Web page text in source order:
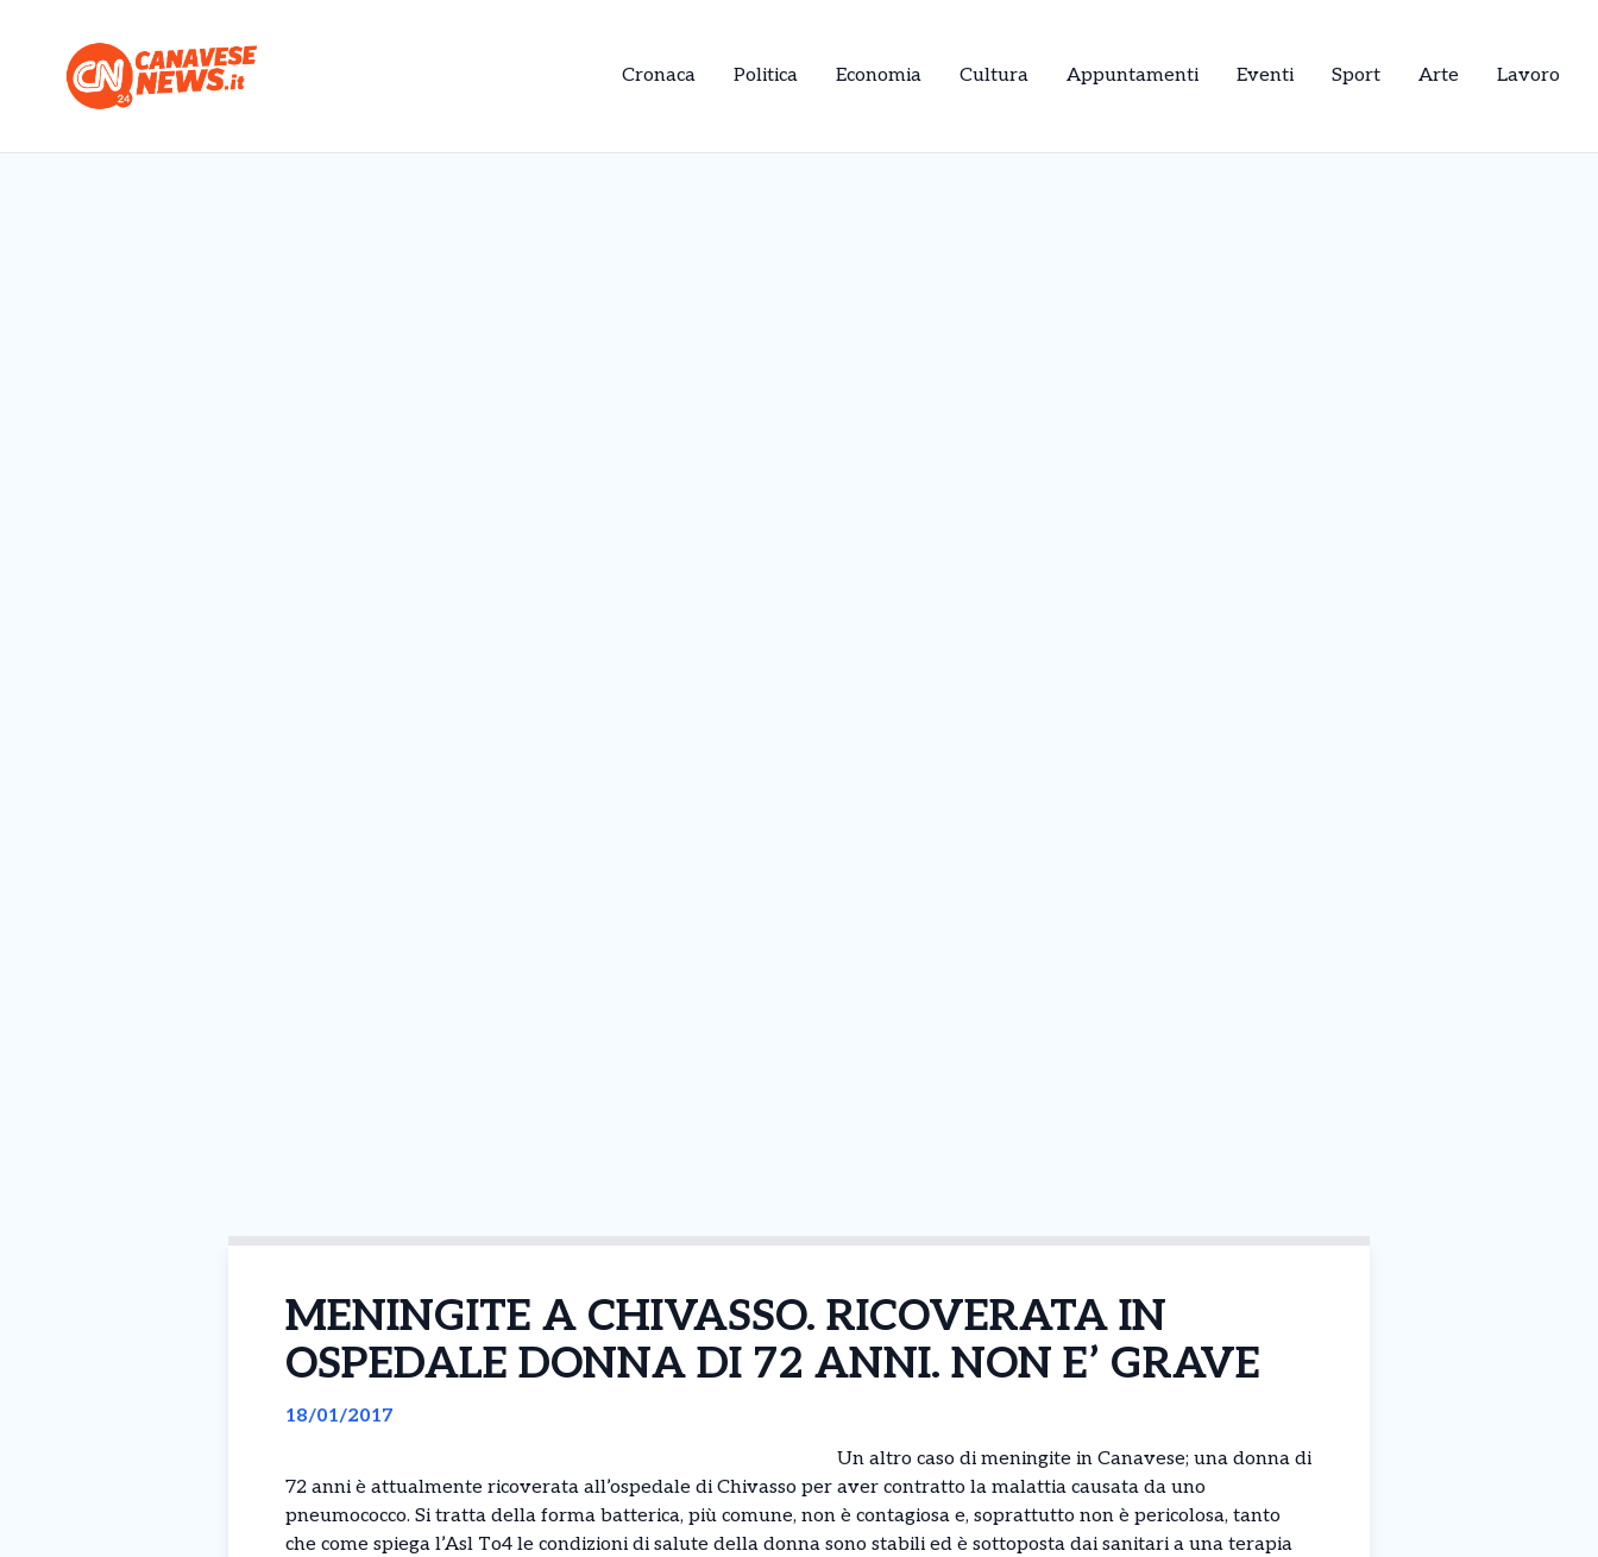
Cronaca Politica Economia Cultura Appuntamenti Eventi Sport Arte Lavoro
MENINGITE A CHIVASSO. RICOVERATA IN
OSPEDALE DONNA DI 72 ANNI. NON E’ GRAVE
18/01/2017
Un altro caso di meningite in Canavese; una donna di
72 anni è attualmente ricoverata all’ospedale di Chivasso per aver contratto la malattia causata da uno
pneumococco. Si tratta della forma batterica, più comune, non è contagiosa e, soprattutto non è pericolosa, tanto
che come spiega l’Asl To4 le condizioni di salute della donna sono stabili ed è sottoposta dai sanitari a una terapia